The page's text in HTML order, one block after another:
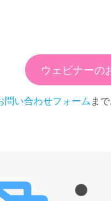
ウェビナーの
問い合わせフォームま